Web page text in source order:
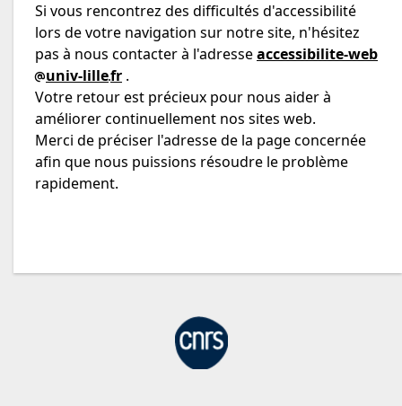
Si vous rencontrez des difficultés d'accessibilité
lors de votre navigation sur notre site, n'hésitez
pas à nous contacter à l'adresseaccessibilite-web
univ-lillefr .
Votre retour est précieux pour nous aider à
améliorer continuellement nos sites web.
Merci de préciser l'adresse de la page concernée
afin que nous puissions résoudre le problème
rapidement.